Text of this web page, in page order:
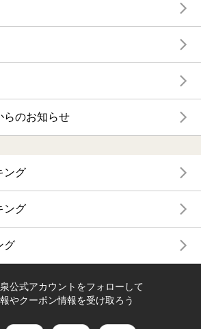
らのお知らせ
ング
ング
グ
公式アカウントをフォローして
やクーポン情報を受け取ろう